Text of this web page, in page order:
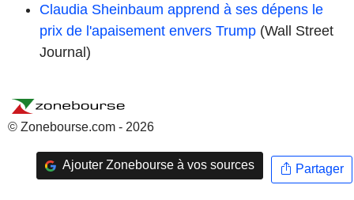
Claudia Sheinbaum apprend à ses dépens le
prix de l'apaisement envers Trump (Wall Street
Journal)
© Zonebourse.com - 2026
Ajouter Zonebourse à vos sources Partager